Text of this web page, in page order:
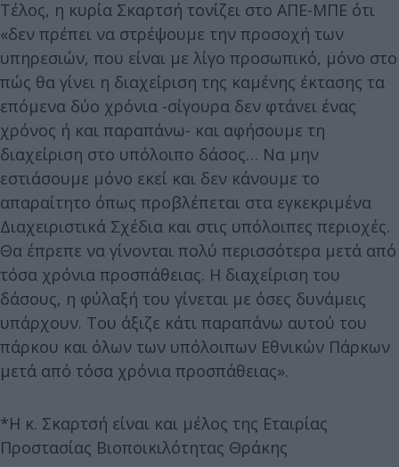
Τέλος, η κυρία Σκαρτσή τονίζει στο ΑΠΕ-ΜΠΕ ότι
«δεν πρέπει να στρέψουμε την προσοχή των
υπηρεσιών, που είναι με λίγο προσωπικό, μόνο στο
πώς θα γίνει η διαχείριση της καμένης έκτασης τα
επόμενα δύο χρόνια -σίγουρα δεν φτάνει ένας
χρόνος ή και παραπάνω- και αφήσουμε τη
διαχείριση στο υπόλοιπο δάσος… Να μην
εστιάσουμε μόνο εκεί και δεν κάνουμε το
απαραίτητο όπως προβλέπεται στα εγκεκριμένα
Διαχειριστικά Σχέδια και στις υπόλοιπες περιοχές.
Θα έπρεπε να γίνονται πολύ περισσότερα μετά από
τόσα χρόνια προσπάθειας. Η διαχείριση του
δάσους, η φύλαξή του γίνεται με όσες δυνάμεις
υπάρχουν. Του άξιζε κάτι παραπάνω αυτού του
πάρκου και όλων των υπόλοιπων Εθνικών Πάρκων
μετά από τόσα χρόνια προσπάθειας».
*Η κ. Σκαρτσή είναι και μέλος της Εταιρίας
Προστασίας Βιοποικιλότητας Θράκης